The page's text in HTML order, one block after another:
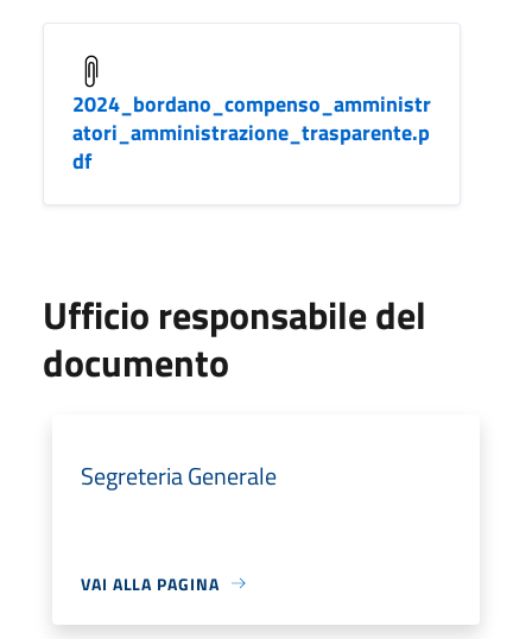
2024_bordano_compenso_amministr
atori_amministrazione_trasparente.p
df
Ufficio responsabile del
documento
Segreteria Generale
VAI ALLA PAGINA